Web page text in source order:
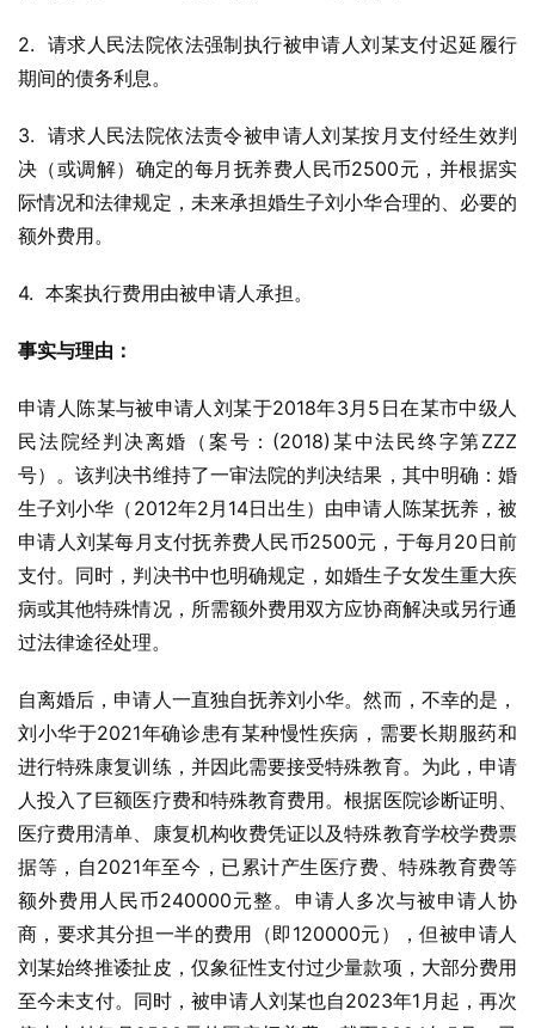
2.  请求人民法院依法强制执行被申请人刘某支付迟延履行
期间的债务利息。
3.  请求人民法院依法责令被申请人刘某按月支付经生效判
决（或调解）确定的每月抚养费人民币2500元，并根据实
际情况和法律规定，未来承担婚生子刘小华合理的、必要的
额外费用。
4.  本案执行费用由被申请人承担。
事实与理由：
申请人陈某与被申请人刘某于2018年3月5日在某市中级人
民法院经判决离婚（案号：(2018)某中法民终字第ZZZ
号）。该判决书维持了一审法院的判决结果，其中明确：婚
生子刘小华（2012年2月14日出生）由申请人陈某抚养，被
申请人刘某每月支付抚养费人民币2500元，于每月20日前
支付。同时，判决书中也明确规定，如婚生子女发生重大疾
病或其他特殊情况，所需额外费用双方应协商解决或另行通
过法律途径处理。
自离婚后，申请人一直独自抚养刘小华。然而，不幸的是，
刘小华于2021年确诊患有某种慢性疾病，需要长期服药和
进行特殊康复训练，并因此需要接受特殊教育。为此，申请
人投入了巨额医疗费和特殊教育费用。根据医院诊断证明、
医疗费用清单、康复机构收费凭证以及特殊教育学校学费票
据等，自2021年至今，已累计产生医疗费、特殊教育费等
额外费用人民币240000元整。申请人多次与被申请人协
商，要求其分担一半的费用（即120000元），但被申请人
刘某始终推诿扯皮，仅象征性支付过少量款项，大部分费用
至今未支付。同时，被申请人刘某也自2023年1月起，再次